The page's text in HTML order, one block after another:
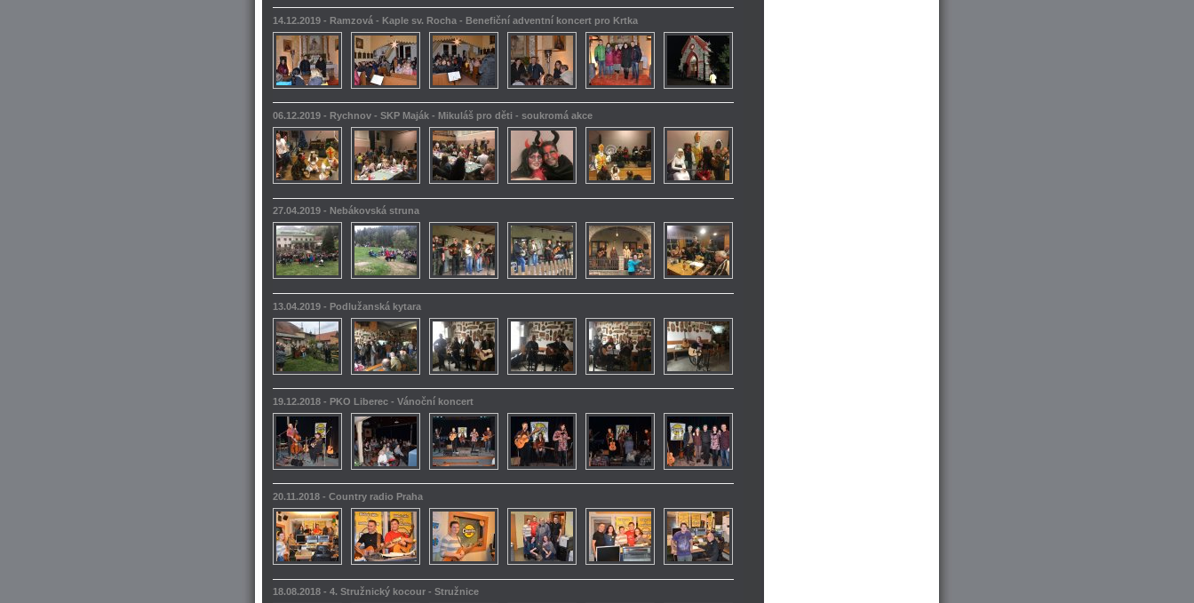
14.12.2019 - Ramzová - Kaple sv. Rocha - Benefiční adventní koncert pro Krtka
06.12.2019 - Rychnov - SKP Maják - Mikuláš pro děti - soukromá akce
27.04.2019 - Nebákovská struna
13.04.2019 - Podlužanská kytara
19.12.2018 - PKO Liberec - Vánoční koncert
20.11.2018 - Country radio Praha
18.08.2018 - 4. Stružnický kocour - Stružnice